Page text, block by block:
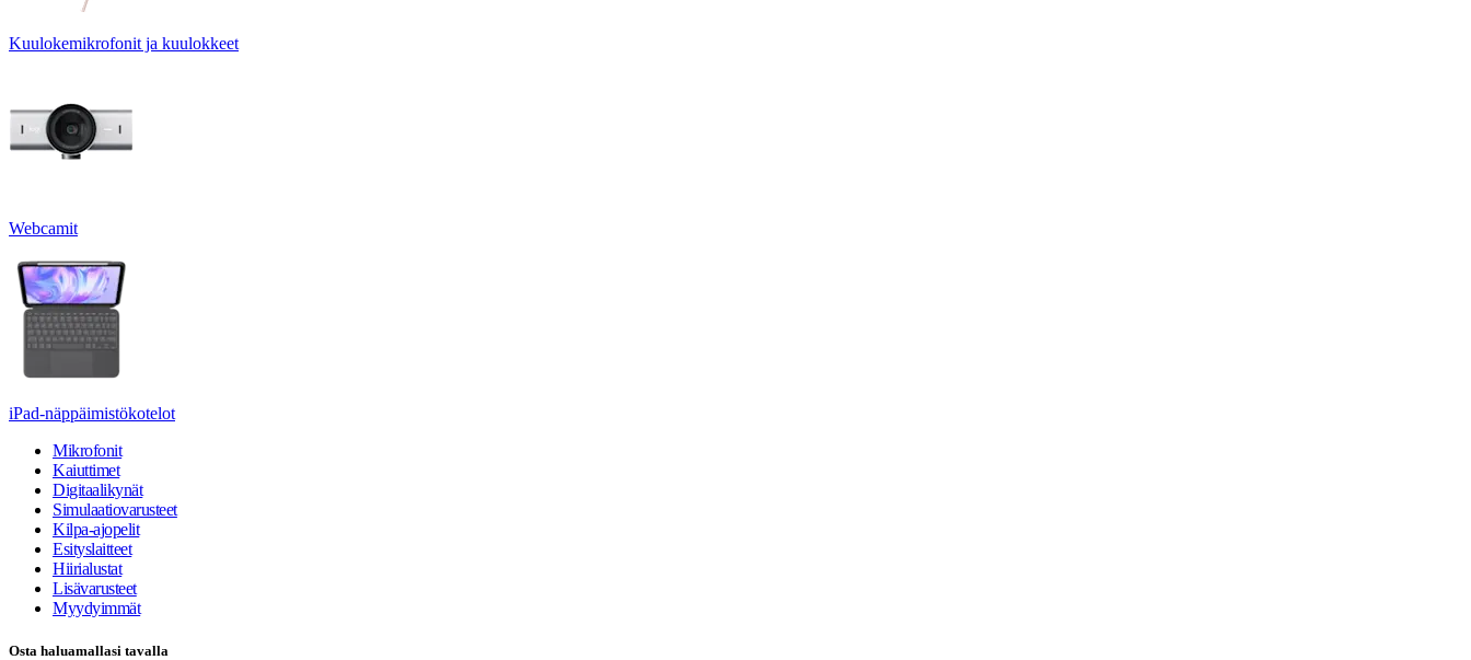
Kuulokemikrofonit ja kuulokkeet
Webcamit
iPad-näppäimistökotelot
Mikrofonit
Kaiuttimet
Digitaalikynät
Simulaatiovarusteet
Kilpa-ajopelit
Esityslaitteet
Hiirialustat
Lisävarusteet
Myydyimmät
Osta haluamallasi tavalla